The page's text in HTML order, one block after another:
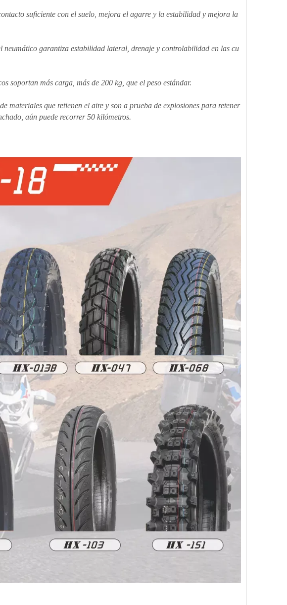
suficiente con el suelo, mejora el agarre y la estabilidad y mejora la
garantiza estabilidad lateral, drenaje y controlabilidad en las cu
soportan más carga, más de 200 kg, que el peso estándar.
materiales que retienen el aire y son a prueba de explosiones para retener
aún puede recorrer 50 kilómetros.